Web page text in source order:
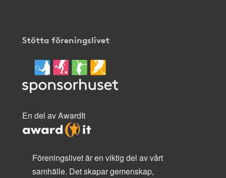
Stötta föreningslivet
En del av AwardIt
Föreningslivet är en viktig del av vårt
samhälle. Det skapar gemenskap,